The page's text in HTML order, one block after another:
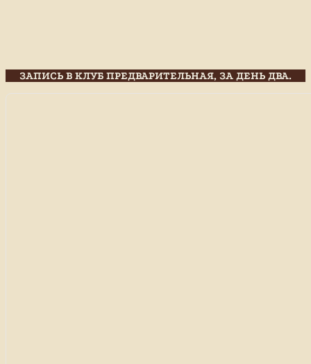
ЗАПИСЬ В КЛУБ ПРЕДВАРИТЕЛЬНАЯ, ЗА ДЕНЬ ДВА.